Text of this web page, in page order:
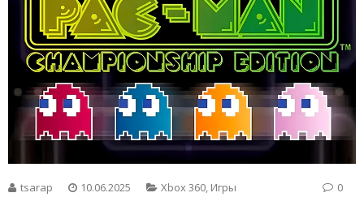
tsarap 10.06.2025 Xbox 360, Игры 0